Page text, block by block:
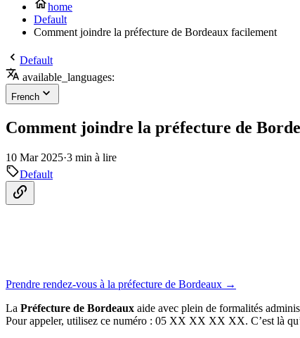
home
Default
Comment joindre la préfecture de Bordeaux facilement
Default
available_languages:
French
Comment joindre la préfecture de
10 Mar 2025·3 min à lire
Default
Prendre rendez-vous à la préfecture de Bordeaux →
La Préfecture de Bordeaux aide avec plein de formalités
Pour appeler, utilisez ce numéro : 05 XX XX XX XX. C’est là